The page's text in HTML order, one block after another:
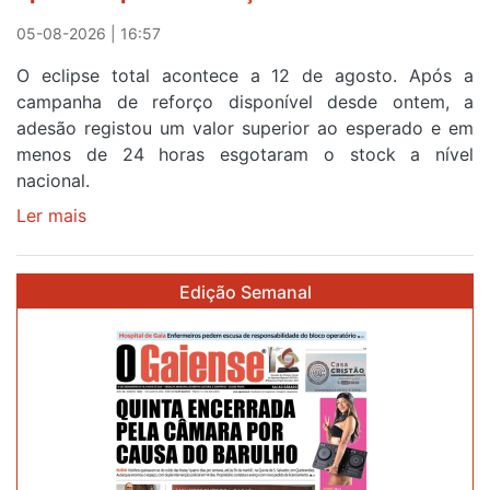
Sintra
primeira
etapa
da
87ª
Volta
05-08-2026 | 16:57
O eclipse total acontece a 12 de agosto. Após a
campanha de reforço disponível desde ontem, a
adesão registou um valor superior ao esperado e em
menos de 24 horas esgotaram o stock a nível
nacional.
Ler mais
gratuitos
eclipse
solar
esgotam
menos
Edição Semanal